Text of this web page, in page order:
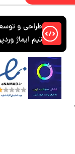
طراحی و
تیم ایماژ وردپرس